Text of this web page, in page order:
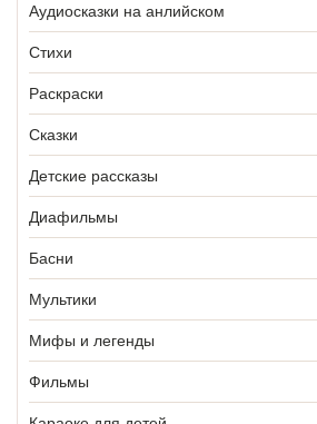
Аудиосказки на анлийском
Стихи
Раскраски
Сказки
Детские рассказы
Диафильмы
Басни
Мультики
Мифы и легенды
Фильмы